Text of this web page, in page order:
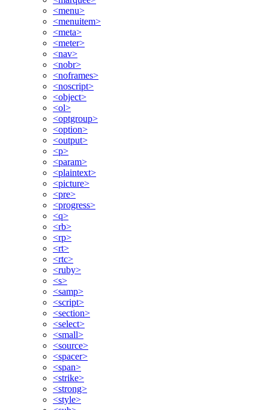
<menu>
<menuitem>
<meta>
<meter>
<nav>
<nobr>
<noframes>
<noscript>
<object>
<ol>
<optgroup>
<option>
<output>
<p>
<param>
<plaintext>
<picture>
<pre>
<progress>
<q>
<rb>
<rp>
<rt>
<rtc>
<ruby>
<s>
<samp>
<script>
<section>
<select>
<small>
<source>
<spacer>
<span>
<strike>
<strong>
<style>